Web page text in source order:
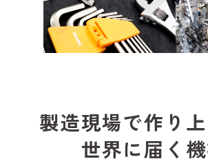
製造現場で作り上
世界に届く